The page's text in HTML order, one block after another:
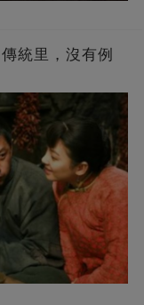
統里，沒有例